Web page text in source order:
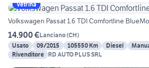
Vetrina
Volkswagen Passat 1.6 TDI Comfortline
14.900 €Lanciano(CH)
Usato
09/2015 105550 Km Diesel
Rivenditore RD AUTO PLUS SRL